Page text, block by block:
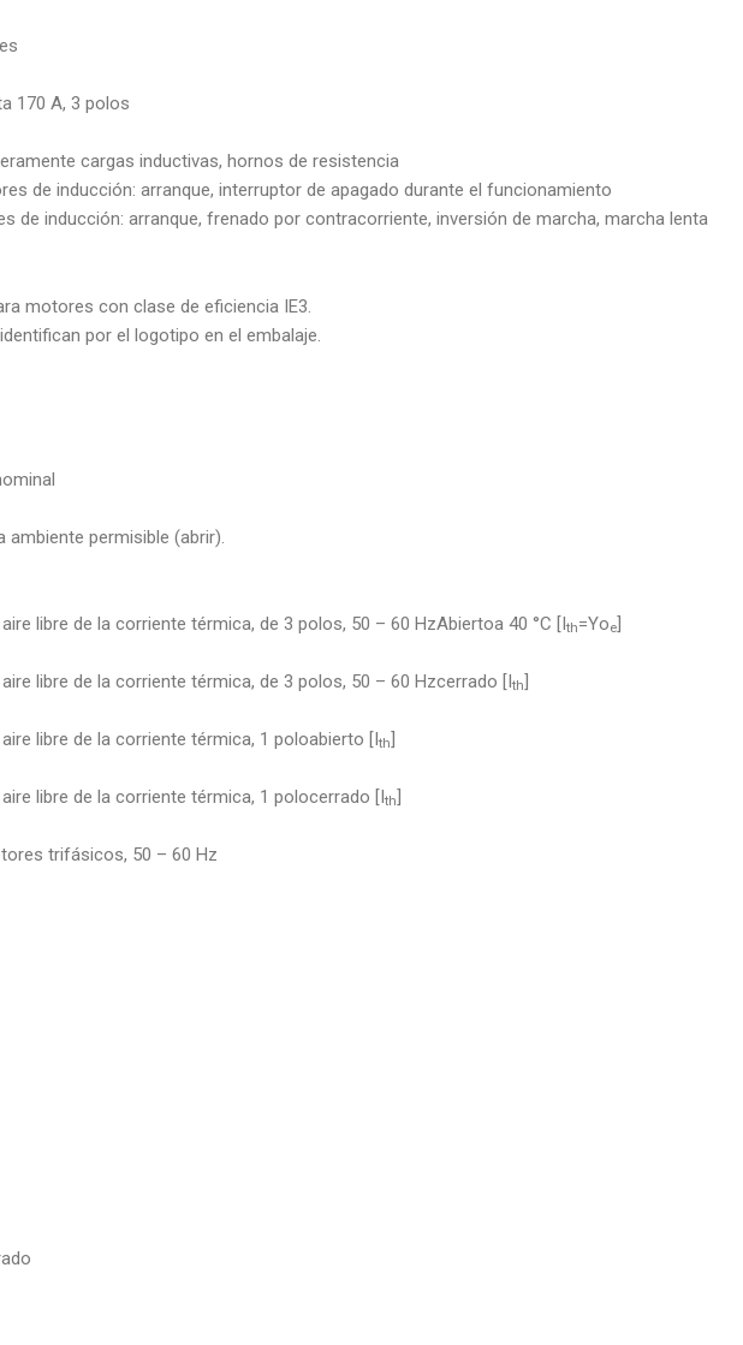
170 A, 3 polos
cargas inductivas, hornos de resistencia
de inducción: arranque, interruptor de apagado durante el funcionamiento
de inducción: arranque, frenado por contracorriente, inversión de marcha, marcha lenta
motores con clase de eficiencia IE3.
por el logotipo en el embalaje.
permisible (abrir).
libre de la corriente térmica, de 3 polos, 50 – 60 HzAbiertoa 40 °C [Ith=Yoe]
libre de la corriente térmica, de 3 polos, 50 – 60 Hzcerrado [Ith]
libre de la corriente térmica, 1 poloabierto [Ith]
libre de la corriente térmica, 1 polocerrado [Ith]
trifásicos, 50 – 60 Hz